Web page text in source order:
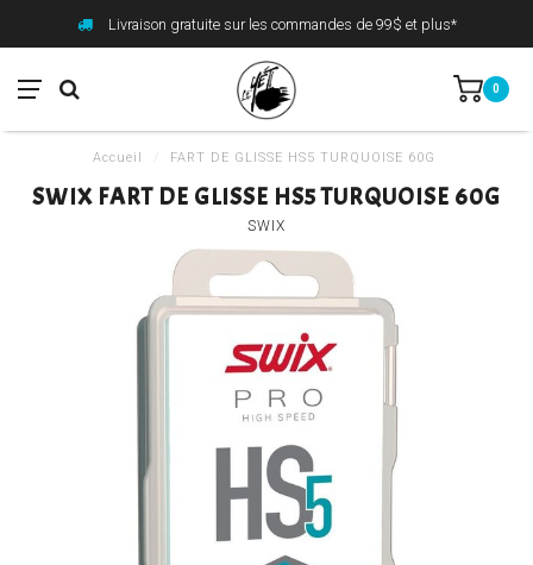
Livraison gratuite sur les commandes de 99$ et plus*
0
Accueil FART DE GLISSE HS5 TURQUOISE 60G
SWIX FART DE GLISSE HS5 TURQUOISE 60G
SWIX